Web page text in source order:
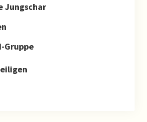
Jungschar
Gruppe